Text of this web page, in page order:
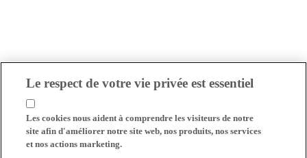
Le respect de votre vie privée est essentiel
Les cookies nous aident à comprendre les visiteurs de notre
site afin d'améliorer notre site web, nos produits, nos services
et nos actions marketing.